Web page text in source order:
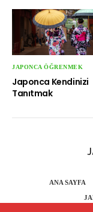
JAPONCA ÖĞRENMEK
Japonca Kendinizi
Tanıtmak
ANA SAYFA